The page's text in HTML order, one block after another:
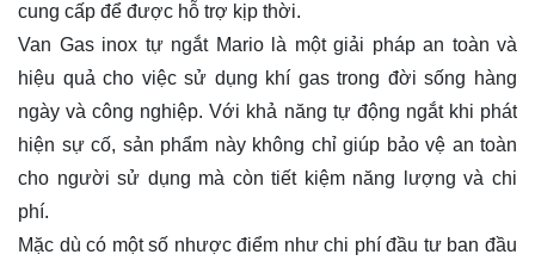
cung cấp để được hỗ trợ kịp thời.
Van Gas inox tự ngắt Mario là một giải pháp an toàn và
hiệu quả cho việc sử dụng khí gas trong đời sống hàng
ngày và công nghiệp. Với khả năng tự động ngắt khi phát
hiện sự cố, sản phẩm này không chỉ giúp bảo vệ an toàn
cho người sử dụng mà còn tiết kiệm năng lượng và chi
phí.
Mặc dù có một số nhược điểm như chi phí đầu tư ban đầu